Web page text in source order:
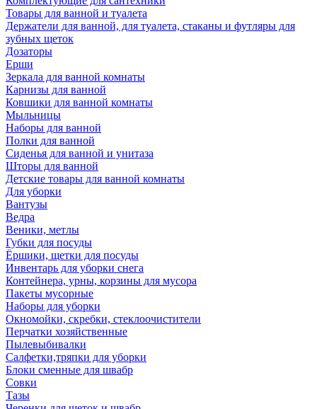
Товары для ванной и туалета
Держатели для ванной, для туалета, стаканы и футляры для
зубных щеток
Дозаторы
Ерши
Зеркала для ванной комнаты
Карнизы для ванной
Ковшики для ванной комнаты
Мыльницы
Наборы для ванной
Полки для ванной
Сиденья для ванной и унитаза
Шторы для ванной
Детские товары для ванной комнаты
Для уборки
Вантузы
Ведра
Веники, метлы
Губки для посуды
Ёршики, щетки для посуды
Инвентарь для уборки снега
Контейнера, урны, корзины для мусора
Пакеты мусорные
Наборы для уборки
Окномойки, скребки, стеклоочистители
Перчатки хозяйственные
Пылевыбивалки
Салфетки,тряпки для уборки
Блоки сменные для швабр
Совки
Тазы